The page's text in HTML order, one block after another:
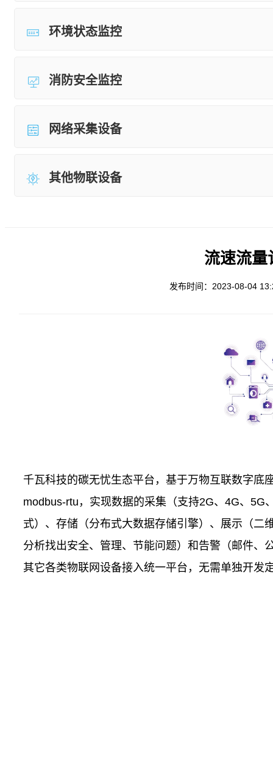
环境状态监控
消防安全监控
网络采集设备
其他物联设备
流速流
发布时间：2023-08-04
千瓦科技的碳无忧生态平台，基于万物互联数字底
modbus-rtu，实现数据的采集（支持2G、4G、
式）、存储（分布式大数据存储引擎）、展示（二
分析找出安全、管理、节能问题）和告警（邮件、
其它各类物联网设备接入统一平台，无需单独开发